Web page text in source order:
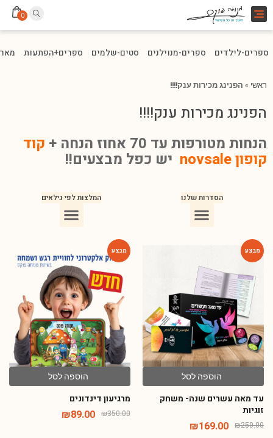
Toggle
navigation
0
ספרים-לילדים ספרים-מנוילנים סטים-שלמים ספרים+הפתעות
ראשי » הפנינג מכירות ענק!!!!
הפנינג מכירות ענק!!!!
הנחות מטורפות עד 70 אחוז הנחה +
קוד
קופון novsale יש כפל מבצעים!!
הסדרות שלנו המלצות לפי גילאים
הוספה לסל
עד מאה עשרים שנה- משחק
זוגיות
₪250.00
₪169.00
הוספה לסל
מרגיעון דינדונים
₪350.00
₪89.00